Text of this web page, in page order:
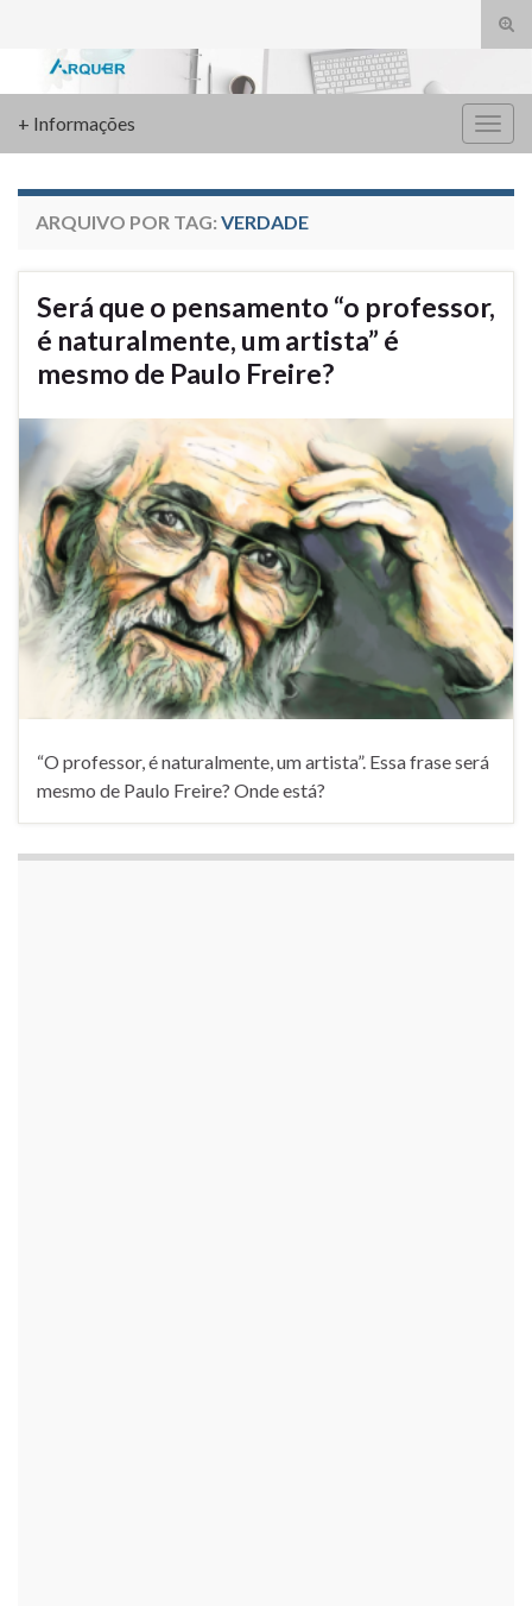
Search for:
+ Informações
ARQUIVO POR TAG: VERDADE
Será que o pensamento “o professor,
é naturalmente, um artista” é
mesmo de Paulo Freire?
“O professor, é naturalmente, um artista”. Essa frase será
mesmo de Paulo Freire? Onde está?